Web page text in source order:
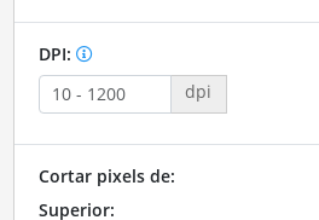
DPI:
dpi
Cortar pixels de:
Superior: